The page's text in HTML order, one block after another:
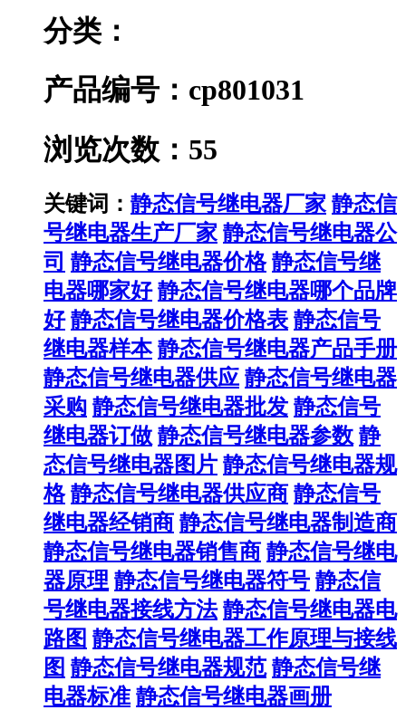
分类：
产品编号：cp801031
浏览次数：55
关键词： 静态信号继电器厂家 静态信
号继电器生产厂家 静态信号继电器公
司 静态信号继电器价格 静态信号继
电器哪家好 静态信号继电器哪个品牌
好 静态信号继电器价格表 静态信号
继电器样本 静态信号继电器产品手册
静态信号继电器供应 静态信号继电器
采购 静态信号继电器批发 静态信号
继电器订做 静态信号继电器参数 静
态信号继电器图片 静态信号继电器规
格 静态信号继电器供应商 静态信号
继电器经销商 静态信号继电器制造商
静态信号继电器销售商 静态信号继电
器原理 静态信号继电器符号 静态信
号继电器接线方法 静态信号继电器电
路图 静态信号继电器工作原理与接线
图 静态信号继电器规范 静态信号继
电器标准 静态信号继电器画册